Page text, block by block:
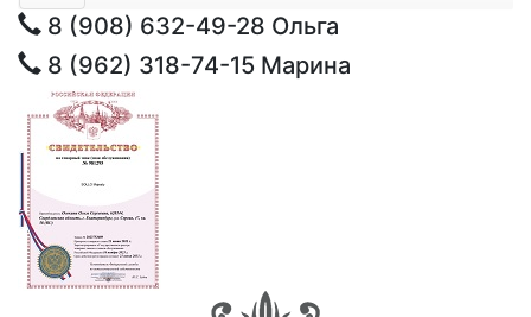
8 (908) 632-49-28 Ольга
8 (962) 318-74-15 Марина